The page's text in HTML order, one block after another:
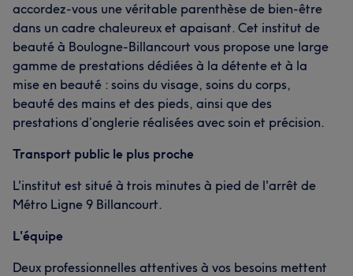
accordez-vous une véritable parenthèse de bien-être
dans un cadre chaleureux et apaisant. Cet institut de
beauté à Boulogne-Billancourt vous propose une large
gamme de prestations dédiées à la détente et à la
mise en beauté : soins du visage, soins du corps,
beauté des mains et des pieds, ainsi que des
prestations d’onglerie réalisées avec soin et précision.
Transport public le plus proche
L'institut est situé à trois minutes à pied de l'arrêt de
Métro Ligne 9 Billancourt.
L'équipe
Deux professionnelles attentives à vos besoins mettent